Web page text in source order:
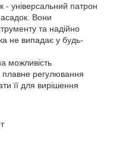
- універсальний патрон
Вони
та надійно
не випадає у будь-
можливість
плавне регулювання
її для вирішення